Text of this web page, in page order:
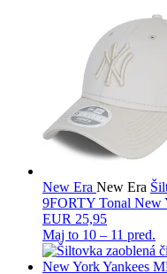
New Era New Era
9FORTY Tonal New
EUR 25,95
Maj to 10 – 11 pred.